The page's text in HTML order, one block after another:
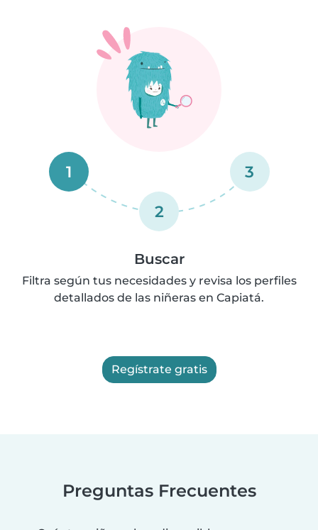
1
2
3
Buscar
Filtra según tus necesidades y revisa los perfiles
detallados de las niñeras en Capiatá.
Regístrate gratis
Preguntas Frecuentes